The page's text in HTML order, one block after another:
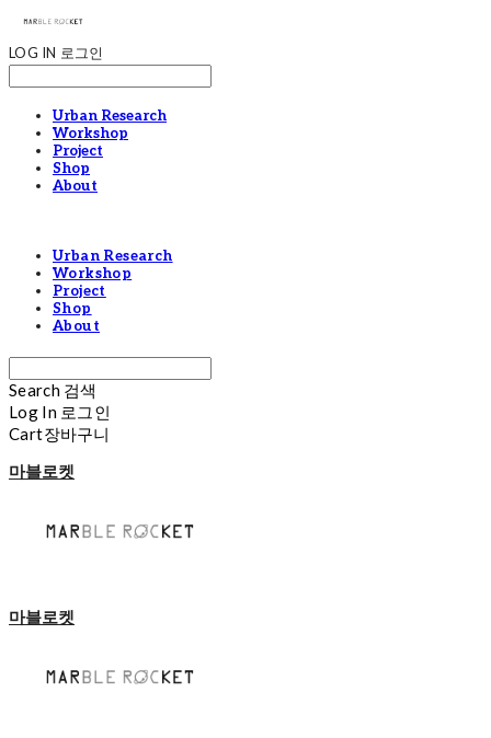
LOG IN 로그인
Urban Research
Workshop
Project
Shop
About
Urban Research
Workshop
Project
Shop
About
Search 검색
Log In 로그인
Cart장바구니
마블로켓
마블로켓